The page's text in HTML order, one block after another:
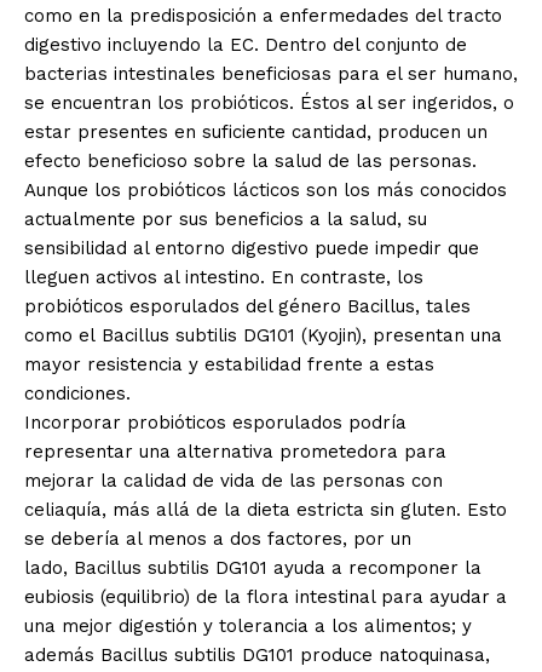
como en la predisposición a enfermedades del tracto
digestivo incluyendo la EC. Dentro del conjunto de
bacterias intestinales beneficiosas para el ser humano,
se encuentran los probióticos. Éstos al ser ingeridos, o
estar presentes en suficiente cantidad, producen un
efecto beneficioso sobre la salud de las personas.
Aunque los probióticos lácticos son los más conocidos
actualmente por sus beneficios a la salud, su
sensibilidad al entorno digestivo puede impedir que
lleguen activos al intestino. En contraste, los
probióticos esporulados del género Bacillus, tales
como el Bacillus subtilis DG101 (Kyojin), presentan una
mayor resistencia y estabilidad frente a estas
condiciones.
Incorporar probióticos esporulados podría
representar una alternativa prometedora para
mejorar la calidad de vida de las personas con
celiaquía, más allá de la dieta estricta sin gluten. Esto
se debería al menos a dos factores, por un
lado, Bacillus subtilis DG101 ayuda a recomponer la
eubiosis (equilibrio) de la flora intestinal para ayudar a
una mejor digestión y tolerancia a los alimentos; y
además Bacillus subtilis DG101 produce natoquinasa,